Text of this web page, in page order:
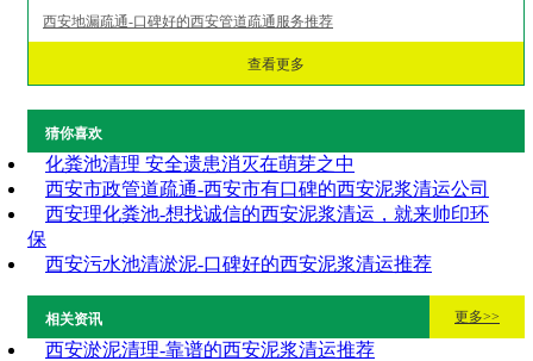
西安地漏疏通-口碑好的西安管道疏通服务推荐
查看更多
猜你喜欢
化粪池清理 安全遗患消灭在萌芽之中
西安市政管道疏通-西安市有口碑的西安泥浆清运公司
西安理化粪池-想找诚信的西安泥浆清运，就来帅印环
保
西安污水池清淤泥-口碑好的西安泥浆清运推荐
相关资讯 更多>>
西安淤泥清理-靠谱的西安泥浆清运推荐